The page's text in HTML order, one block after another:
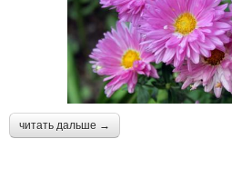
читать дальше →